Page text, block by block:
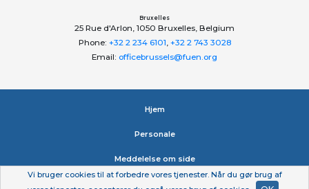
Bruxelles
25 Rue d'Arlon, 1050 Bruxelles, Belgium
Phone: +32 2 234 6101 +32 2 743 3028
Email: officebrussels@fuen.org
Hjem
Personale
Meddelelse om side
Vi bruger cookies til at forbedre vores tjenester. Når du gør brug af